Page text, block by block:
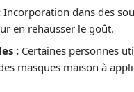
Incorporation dans des
en rehausser le goût.
: Certaines personnes
masques maison à